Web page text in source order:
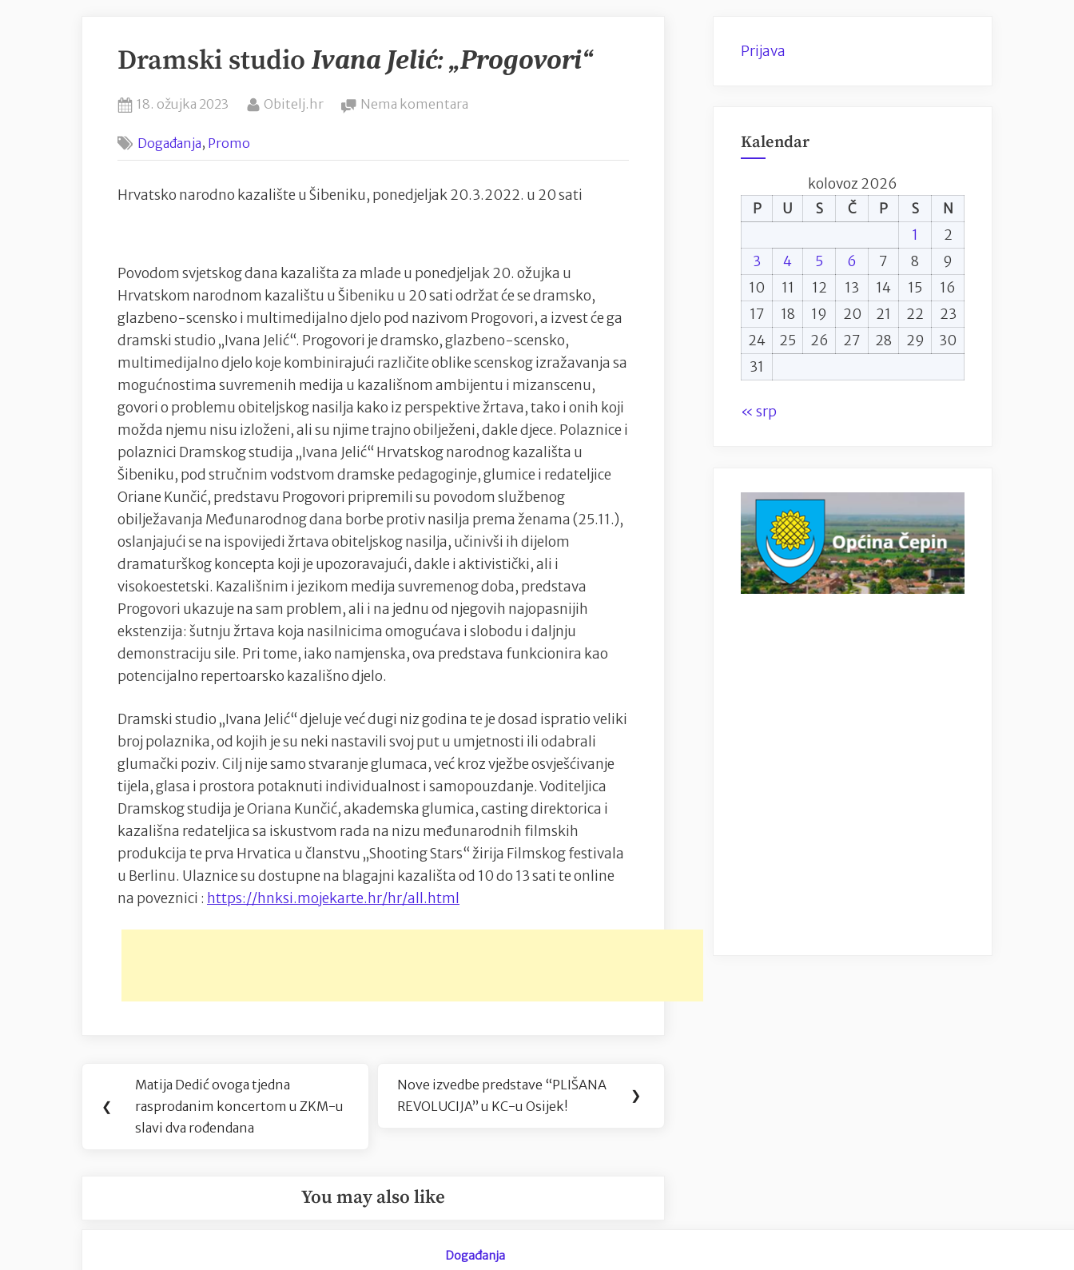
Dramski studio Ivana Jelić: „Progovori“
Posted
18. ožujka 2023 By
Obitelj.hr Nema komentara
Jelić:
Događanja, Promo
Hrvatsko narodno kazalište u Šibeniku, ponedjeljak 20.3.2022. u 20 sati
Povodom svjetskog dana kazališta za mlade u ponedjeljak 20. ožujka u
Hrvatskom narodnom kazalištu u Šibeniku u 20 sati održat će se dramsko,
glazbeno-scensko i multimedijalno djelo pod nazivom Progovori, a izvest će ga
dramski studio „Ivana Jelić“. Progovori je dramsko, glazbeno-scensko,
multimedijalno djelo koje kombinirajući različite oblike scenskog izražavanja sa
mogućnostima suvremenih medija u kazališnom ambijentu i mizanscenu,
govori o problemu obiteljskog nasilja kako iz perspektive žrtava, tako i onih koji
možda njemu nisu izloženi, ali su njime trajno obilježeni, dakle djece. Polaznice i
polaznici Dramskog studija „Ivana Jelić“ Hrvatskog narodnog kazališta u
Šibeniku, pod stručnim vodstvom dramske pedagoginje, glumice i redateljice
Oriane Kunčić, predstavu Progovori pripremili su povodom službenog
obilježavanja Međunarodnog dana borbe protiv nasilja prema ženama (25.11.),
oslanjajući se na ispovijedi žrtava obiteljskog nasilja, učinivši ih dijelom
dramaturškog koncepta koji je upozoravajući, dakle i aktivistički, ali i
visokoestetski. Kazališnim i jezikom medija suvremenog doba, predstava
Progovori ukazuje na sam problem, ali i na jednu od njegovih najopasnijih
ekstenzija: šutnju žrtava koja nasilnicima omogućava i slobodu i daljnju
demonstraciju sile. Pri tome, iako namjenska, ova predstava funkcionira kao
potencijalno repertoarsko kazališno djelo.
Dramski studio „Ivana Jelić“ djeluje već dugi niz godina te je dosad ispratio veliki
broj polaznika, od kojih je su neki nastavili svoj put u umjetnosti ili odabrali
glumački poziv. Cilj nije samo stvaranje glumaca, već kroz vježbe osvješćivanje
tijela, glasa i prostora potaknuti individualnost i samopouzdanje. Voditeljica
Dramskog studija je Oriana Kunčić, akademska glumica, casting direktorica i
kazališna redateljica sa iskustvom rada na nizu međunarodnih filmskih
produkcija te prva Hrvatica u članstvu „Shooting Stars“ žirija Filmskog festivala
u Berlinu. Ulaznice su dostupne na blagajni kazališta od 10 do 13 sati te online
na poveznici : https://hnksi.mojekarte.hr/hr/all.html
Navigacija
objava
❮
Previous
Post:
Matija Dedić ovoga tjedna
rasprodanim koncertom u ZKM-u
slavi dva rođendana
Next
Post:
Nove izvedbe predstave “PLIŠANA
REVOLUCIJA” u KC-u Osijek!
❯
You may also like
Događanja
Prijava
Kalendar
kolovoz 2026
P
U S Č P S
N
1
2
3
4 5 6 7 8
9
10
11 12 13 14 15
16
17
18 19 20 21 22
23
24
25 26 27 28 29
30
31
« srp